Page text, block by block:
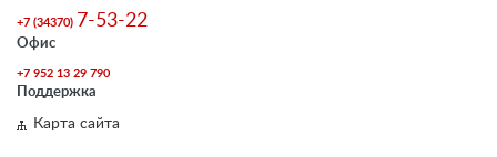
+7 (34370) 7-53-22
Офис
+7 952 13 29 790
Поддержка
Карта сайта